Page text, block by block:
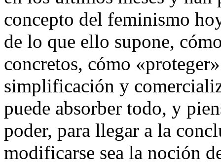
concepto del feminismo
de lo que ello supone,
concretos, cómo
simplificación y
puede absorber todo, y
poder, para llegar a la
modificarse sea la noción